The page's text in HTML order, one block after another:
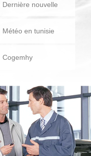
Dernière nouvelle
Météo en tunisie
Cogemhy